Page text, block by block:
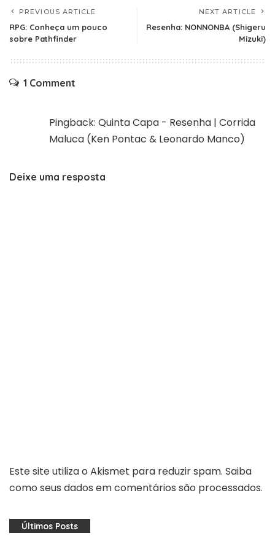
PREVIOUS ARTICLE
RPG: Conheça um pouco
sobre Pathfinder
NEXT ARTICLE
Resenha: NONNONBA (Shigeru
Mizuki)
1 Comment
Pingback: Quinta Capa - Resenha | Corrida
Maluca (Ken Pontac & Leonardo Manco)
Deixe uma resposta
Este site utiliza o Akismet para reduzir spam. Saiba
como seus dados em comentários são processados.
Últimos Posts